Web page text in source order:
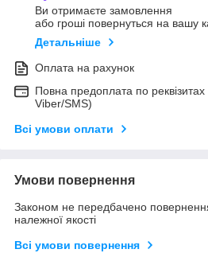
Ви отримаєте замовлення
або гроші повернуться на вашу
Детальніше
Оплата на рахунок
Повна предоплата по
Viber/SMS)
Всі умови оплати
Умови повернення
Законом не передбачено
належної якості
Всі умови повернення